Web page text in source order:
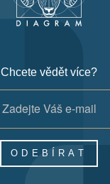
Chcete vědět více?
ODEBÍRAT